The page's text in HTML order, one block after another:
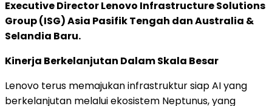
Executive Director Lenovo Infrastructure Solutions
Group (ISG) Asia Pasifik Tengah danAustralia &
Selandia Baru.
Kinerja Berkelanjutan Dalam Skala Besar
Lenovo terus memajukan infrastruktur siap AI yang
berkelanjutan melalui ekosistem Neptunus, yang